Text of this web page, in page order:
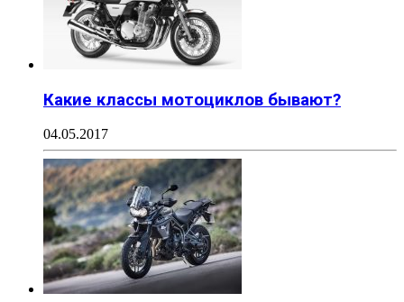
Какие классы мотоциклов бывают?
04.05.2017